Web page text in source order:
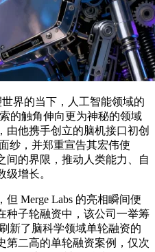
界的当下，人工智能领域的
的触角伸向更为神秘的领域
他携手创立的脑机接口初创
纱，并郑重宣告其宏伟使
间的界限，推动人类能力、自
增长。
Merge Labs 的亮相瞬间便
种子轮融资中，该公司一举筹
新了脑科学领域单轮融资的
第二高的单轮融资案例，仅次